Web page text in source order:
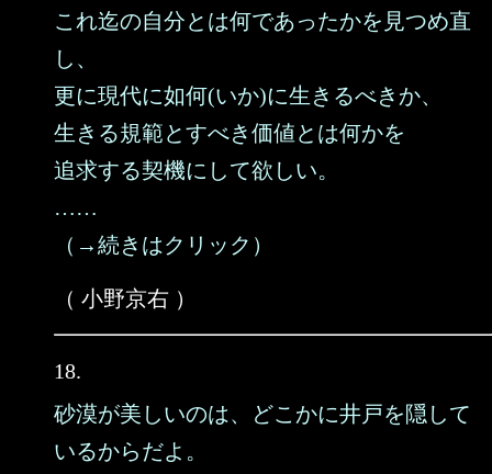
これ迄の自分とは何であったかを見つめ直
し、
更に現代に如何(いか)に生きるべきか、
生きる規範とすべき価値とは何かを
追求する契機にして欲しい。
……
（→続きはクリック）
（ 小野京右 ）
18.
砂漠が美しいのは、どこかに井戸を隠して
いるからだよ。